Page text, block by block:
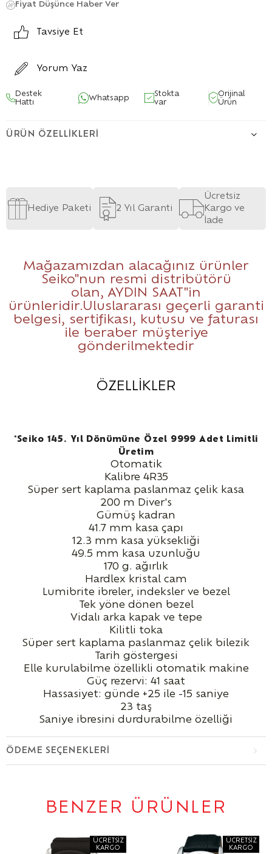
Fiyat Düşünce Haber Ver
Tavsiye Et
Yorum Yaz
Destek
Hattı
Whatsapp
Stokta
var
Orijinal
Ürün
ÜRÜN ÖZELLIKLERI
Hediye Paketi 2 Yıl Garanti
Ücretsiz
Kargo ve
İade
Mağazamızdan alacağınız ürünler
Seiko"nun resmi distribütörü
olan, AYDIN SAAT "in
ürünleridir.Uluslararası geçerli garanti
belgesi, sertifikası, kutusu ve faturası
ile beraber müşteriye
gönderilmektedir
ÖZELLİKLER
*Seiko 145. Yıl Dönümüne Özel 9999 Adet Limitli
Üretim
Otomatik
Kalibre 4R35
Süper sert kaplama paslanmaz çelik kasa
200 m Diver's
Gümüş kadran
41.7 mm kasa çapı
12.3 mm kasa yüksekliği
49.5 mm kasa uzunluğu
170 g. ağırlık
Hardlex kristal cam
Lumibrite ibreler, indeksler ve bezel
Tek yöne dönen bezel
Vidalı arka kapak ve tepe
Kilitli toka
Süper sert kaplama paslanmaz çelik bilezik
Tarih göstergesi
Elle kurulabilme özellikli otomatik makine
Güç rezervi: 41 saat
Hassasiyet: günde +25 ile -15 saniye
23 taş
Saniye ibresini durdurabilme özelliği
ÖDEME SEÇENEKLERI
BENZER ÜRÜNLER
ÜCRETSIZ
KARGO
ÜCRETSIZ
KARGO